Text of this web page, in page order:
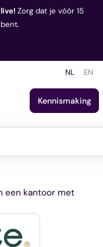
Zorg dat je vóór 15
NL EN
Kennismaking